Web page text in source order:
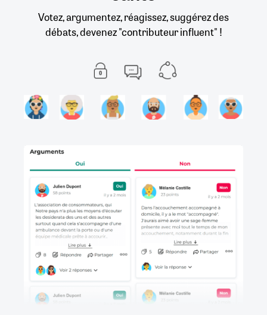
Votez, argumentez, réagissez, suggérez des
débats, devenez "contributeur influent" !